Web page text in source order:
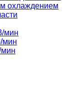
охлаждением
мин
мин
мин